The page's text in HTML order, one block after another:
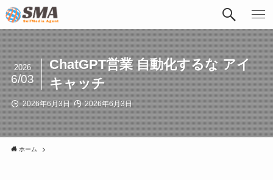
ChatGPT営業 自動化するな アイ
キャッチ
2026
6/03
2026年6月3日 2026年6月3日
ホーム